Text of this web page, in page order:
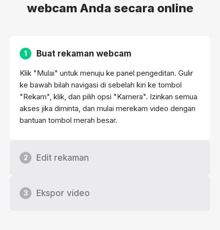
webcam Anda secara online
1 Buat rekaman webcam
Klik "Mulai" untuk menuju ke panel pengeditan. Gulir
ke bawah bilah navigasi di sebelah kiri ke tombol
"Rekam", klik, dan pilih opsi "Kamera". Izinkan semua
akses jika diminta, dan mulai merekam video dengan
bantuan tombol merah besar.
2 Edit rekaman
3 Ekspor video